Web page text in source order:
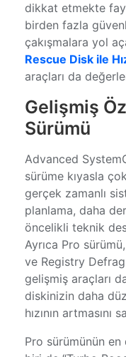
dikkat etmekte
birden fazla
çakışmalara yol
Rescue Disk ile
araçları da
Gelişmiş
Sürümü
Advanced
sürüme kıyasla
gerçek zamanlı
planlama, daha
öncelikli teknik
Ayrıca Pro
ve Registry
gelişmiş araçları
diskinizin daha
hızının artmasını
Pro sürümünün